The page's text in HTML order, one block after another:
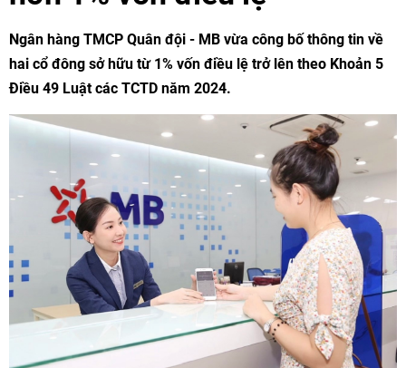
Ngân hàng TMCP Quân đội - MB vừa công bố thông tin về
hai cổ đông sở hữu từ 1% vốn điều lệ trở lên theo Khoản 5
Điều 49 Luật các TCTD năm 2024.